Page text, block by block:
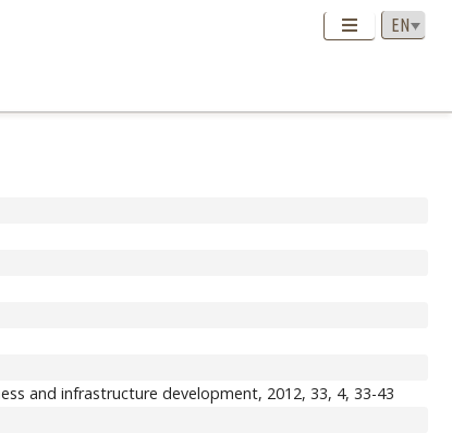
and infrastructure development, 2012, 33, 4, 33-43